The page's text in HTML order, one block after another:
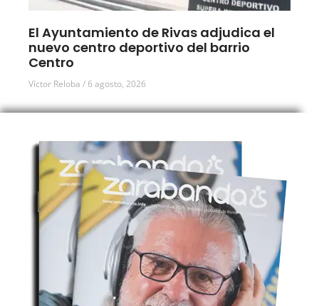
El Ayuntamiento de Rivas adjudica el
nuevo centro deportivo del barrio
Centro
Víctor Reloba 6 agosto, 2026